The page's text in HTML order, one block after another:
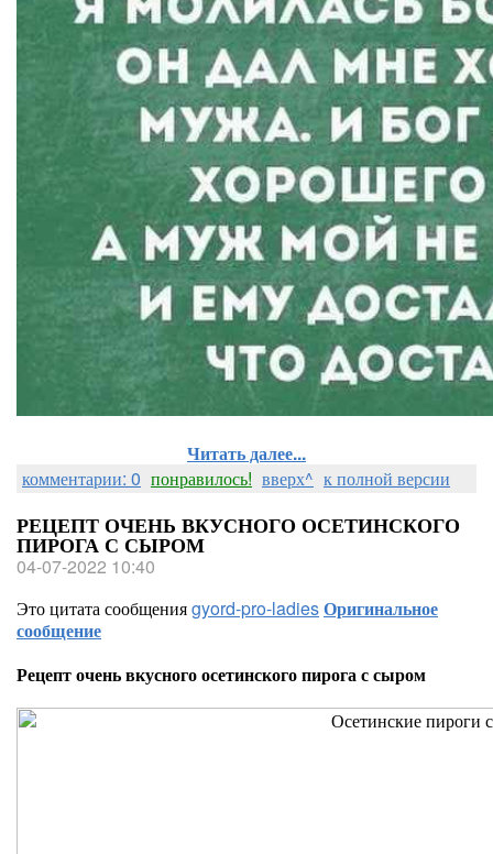
Читать далее...
комментарии: 0 понравилось! вверх^ к полной версии
РЕЦЕПТ ОЧЕНЬ ВКУСНОГО ОСЕТИНСКОГО
ПИРОГА С СЫРОМ
04-07-2022 10:40
Это цитата сообщенияgyord-pro-ladiesОригинальное
сообщение
Рецепт очень вкусного осетинского пирога с сыром